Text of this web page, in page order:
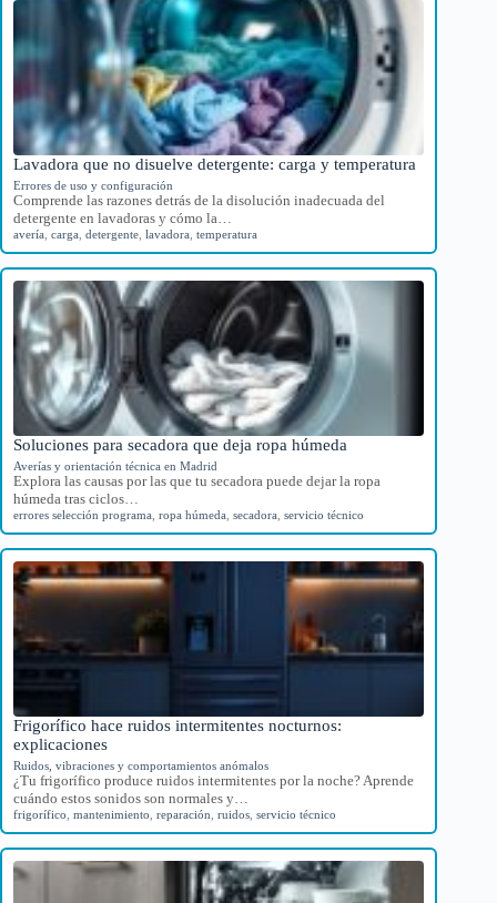
Lavadora que no disuelve detergente: carga y temperatura
Errores de uso y configuración
Comprende las razones detrás de la disolución inadecuada del
detergente en lavadoras y cómo la…
avería carga detergente lavadora temperatura
Soluciones para secadora que deja ropa húmeda
Averías y orientación técnica en Madrid
Explora las causas por las que tu secadora puede dejar la ropa
húmeda tras ciclos…
errores selección programa ropa húmeda secadora servicio técnico
Frigorífico hace ruidos intermitentes nocturnos:
explicaciones
Ruidos, vibraciones y comportamientos anómalos
¿Tu frigorífico produce ruidos intermitentes por la noche? Aprende
cuándo estos sonidos son normales y…
frigorífico mantenimiento reparación ruidos servicio técnico